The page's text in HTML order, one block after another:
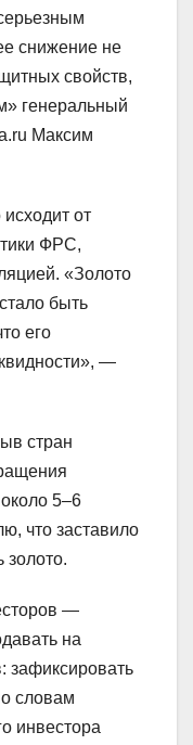
снижение не
свойств,
генеральный
Максим
от
ФРС,
«Золото
быть
его
—
стран
5–6
что заставило
—
на
зафиксировать
словам
инвестора